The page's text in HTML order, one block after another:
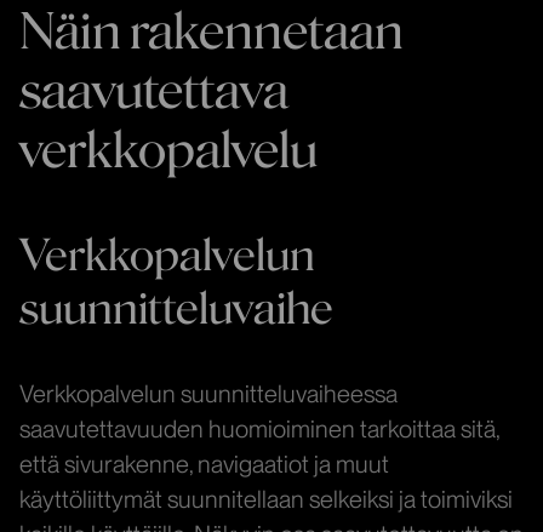
Näin rakennetaan
saavutettava
verkkopalvelu
Verkkopalvelun
suunnitteluvaihe
Verkkopalvelun suunnitteluvaiheessa
saavutettavuuden huomioiminen tarkoittaa sitä,
että sivurakenne, navigaatiot ja muut
käyttöliittymät suunnitellaan selkeiksi ja toimiviksi